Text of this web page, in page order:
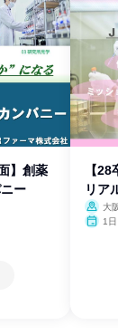
】創薬
ー
【
リア
大
1日